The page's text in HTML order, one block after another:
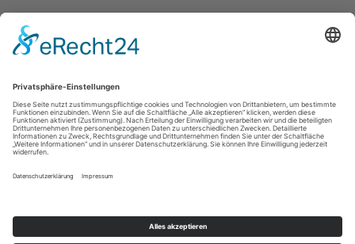
Impressum Cookie-Einstellungen